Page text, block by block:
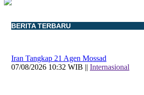
BERITA TERBARU
Iran Tangkap 21 Agen Mossad
07/08/2026 10:32 WIB || Internasional